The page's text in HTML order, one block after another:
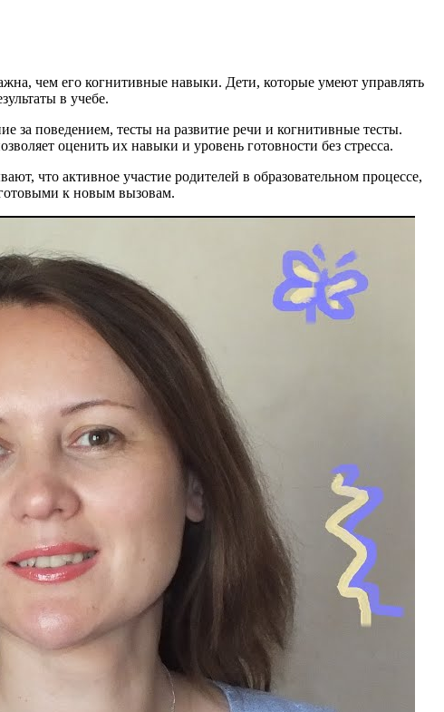
чем его когнитивные навыки. Дети, которые умеют управлять
в учебе.
за поведением, тесты на развитие речи и когнитивные тесты.
оценить их навыки и уровень готовности без стресса.
что активное участие родителей в образовательном процессе,
к новым вызовам.